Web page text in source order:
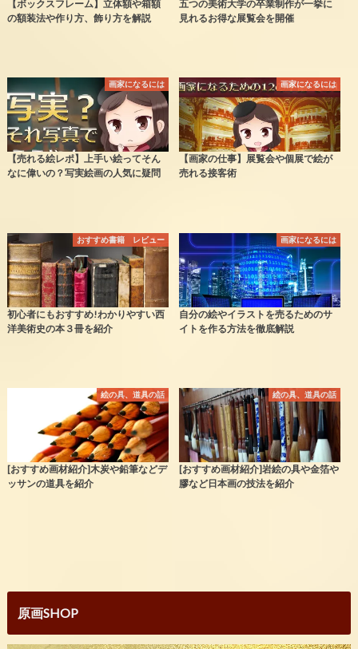
【ボックスフレーム】立体額や箱額
の額装法や作り方、飾り方を解説
五つの美術大学の卒業制作が一挙に
見れるお得な展覧会を開催
画家になるには
【売れる絵レポ】上手い絵ってそん
なに偉いの？写実絵画の人気に疑問
画家になるには
【画家の仕事】展覧会や個展で絵が
売れる接客術
おすすめ書籍 レビュー
初心者にもおすすめ!わかりやすい西
洋美術史の本３冊を紹介
画家になるには
自分の絵やイラストを売るためのサ
イトを作る方法を徹底解説
絵の具、道具の話
[おすすめ画材紹介]木炭や鉛筆などデ
ッサンの道具を紹介
絵の具、道具の話
[おすすめ画材紹介]岩絵の具や金箔や
膠など日本画の技法を紹介
原画SHOP